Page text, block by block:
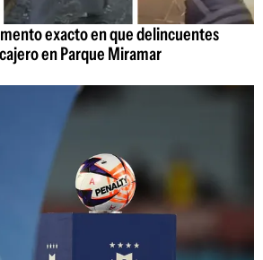
exacto en que delincuentes
en Parque Miramar